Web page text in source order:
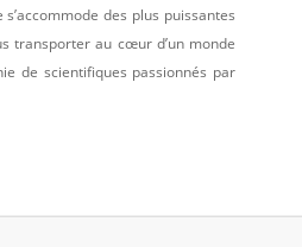
des plus puissantes
transporter au cœur d’un monde
de scientifiques passionnés par